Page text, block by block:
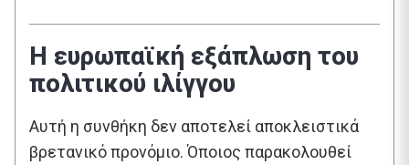
Η ευρωπαϊκή εξάπλωση του
πολιτικού ιλίγγου
Αυτή η συνθήκη δεν αποτελεί αποκλειστικά
βρετανικό προνόμιο. Όποιος παρακολουθεί